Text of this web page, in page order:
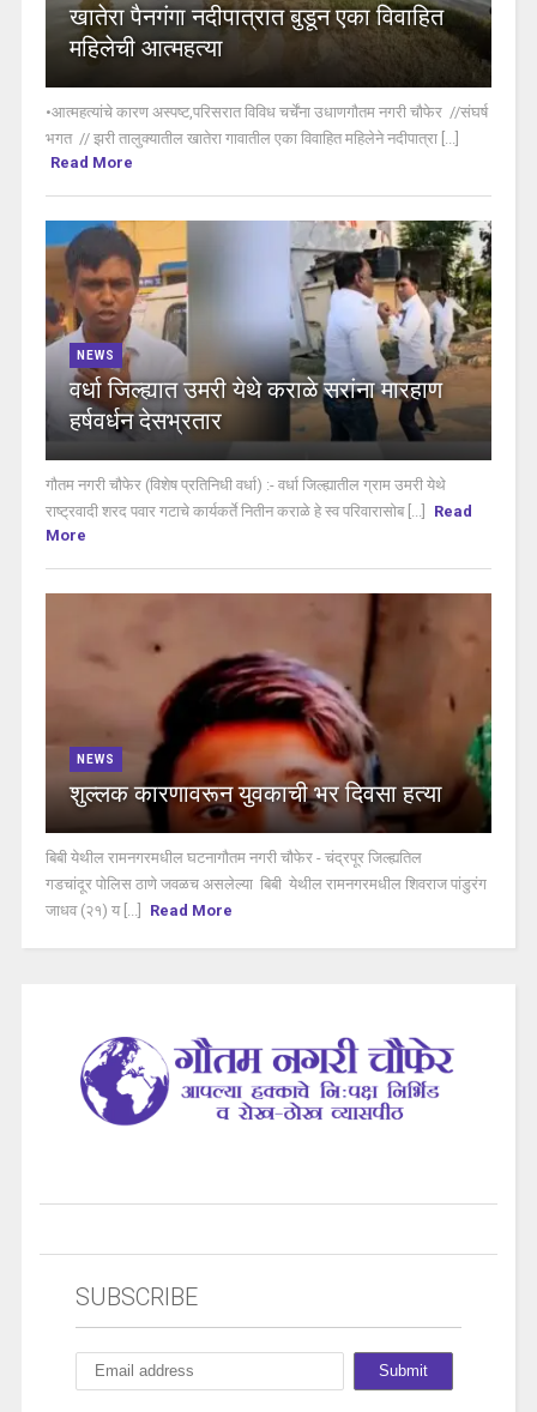
खातेरा पैनगंगा नदीपात्रात बुडून एका विवाहित
महिलेची आत्महत्या
•आत्महत्यांचे कारण अस्पष्ट,परिसरात विविध चर्चेंना उधाणगौतम नगरी चौफेर //संघर्ष
भगत // झरी तालुक्यातील खातेरा गावातील एका विवाहित महिलेने नदीपात्रा [...]
Read More
NEWS
वर्धा जिल्ह्यात उमरी येथे कराळे सरांना मारहाण
हर्षवर्धन देसभ्रतार
गौतम नगरी चौफेर (विशेष प्रतिनिधी वर्धा) :- वर्धा जिल्ह्यातील ग्राम उमरी येथे
राष्ट्रवादी शरद पवार गटाचे कार्यकर्ते नितीन कराळे हे स्व परिवारासोब [...]
Read
More
NEWS
शुल्लक कारणावरून युवकाची भर दिवसा हत्या
बिबी येथील रामनगरमधील घटनागौतम नगरी चौफेर - चंद्रपूर जिल्ह्यतिल
गडचांदूर पोलिस ठाणे जवळच असलेल्या बिबी येथील रामनगरमधील शिवराज पांडुरंग
जाधव (२१) य [...]
Read More
SUBSCRIBE